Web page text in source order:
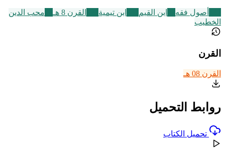
أصول فقه ابن القيم ابن تيمية القرن 8 هـ
محب الدين
الخطيب
القرن
القرن 08 هـ
روابط التحميل
تحميل الكتاب